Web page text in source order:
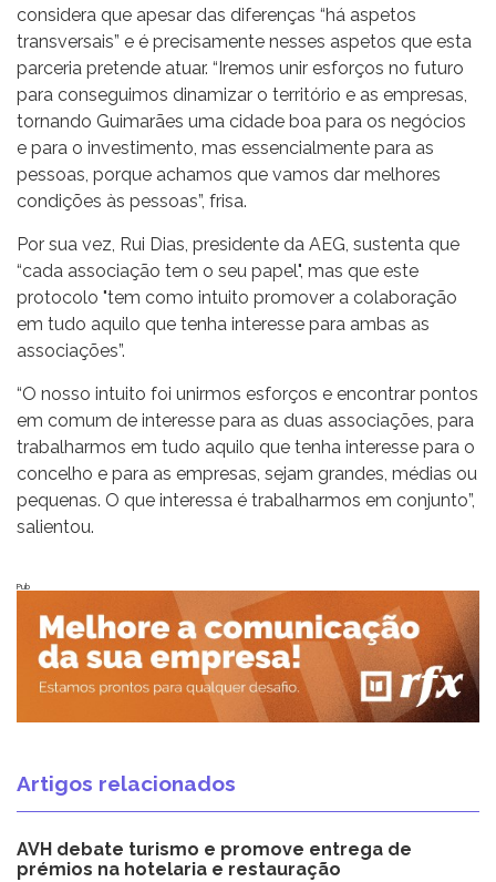
considera que apesar das diferenças “há aspetos
transversais” e é precisamente nesses aspetos que esta
parceria pretende atuar. “Iremos unir esforços no futuro
para conseguimos dinamizar o território e as empresas,
tornando Guimarães uma cidade boa para os negócios
e para o investimento, mas essencialmente para as
pessoas, porque achamos que vamos dar melhores
condições às pessoas”, frisa.
Por sua vez, Rui Dias, presidente da AEG, sustenta que
“cada associação tem o seu papel", mas que este
protocolo "tem como intuito promover a colaboração
em tudo aquilo que tenha interesse para ambas as
associações”.
“O nosso intuito foi unirmos esforços e encontrar pontos
em comum de interesse para as duas associações, para
trabalharmos em tudo aquilo que tenha interesse para o
concelho e para as empresas, sejam grandes, médias ou
pequenas. O que interessa é trabalharmos em conjunto”,
salientou.
Pub
Artigos relacionados
AVH debate turismo e promove entrega de
prémios na hotelaria e restauração